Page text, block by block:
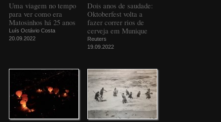
Uma viagem no tempo
para ver como era
Matosinhos há 25 anos
Luís Octávio Costa
20.09.2022
Dois anos de saudade:
Oktoberfest volta a
fazer correr rios de
cerveja em Munique
Reuters
19.09.2022